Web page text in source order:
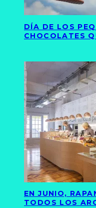
DÍA DE LOS
CHOCOLATES
EN JUNIO,
TODOS LOS